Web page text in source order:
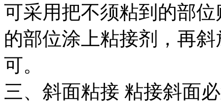
可采用把不须粘到的部
的部位涂上粘接剂，再
可。
三、斜面粘接 粘接斜面